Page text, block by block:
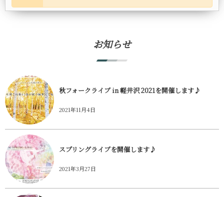
お知らせ
秋フォークライブ in 軽井沢 2021を開催します♪
2021年11月4日
スプリングライブを開催します♪
2021年3月27日